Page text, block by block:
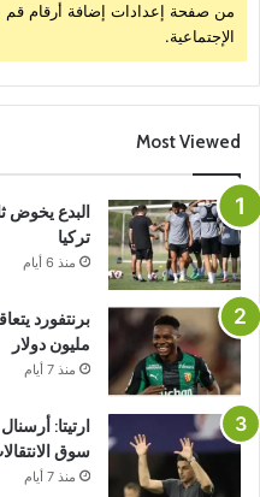
من صفحة إعدادات إضافة أرقام قم
الإجتماعية.
Most Viewed
البدع يخوض
تركيا
منذ 6 أيام
مليون دولار
منذ 7 أيام
ارتيتا:
سوق
منذ 7 أيام